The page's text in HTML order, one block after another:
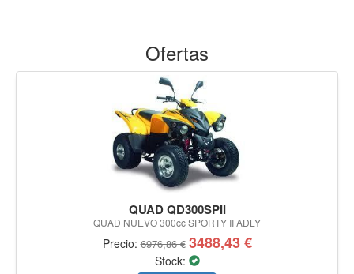
Ofertas
QUAD QD300SPII
QUAD NUEVO 300cc SPORTY II ADLY
Precio:6976,86 € 3488,43 €
Stock: